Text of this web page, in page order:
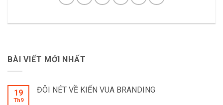
BÀI VIẾT MỚI NHẤT
19
Th9
ĐÔI NÉT VỀ KIẾN VUA BRANDING